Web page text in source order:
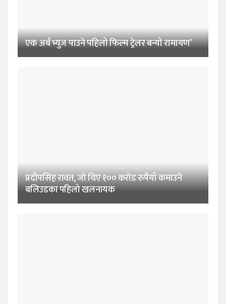
एक अर्ब भ्युज पाउने पहिलो फिल्म ट्रेलर बन्यो रामायण’
प्रदीपसिंह रावत, जो थिए १०० करोड रुपैयाँ कमाउने
बलिउडका पहिलो खलनायक